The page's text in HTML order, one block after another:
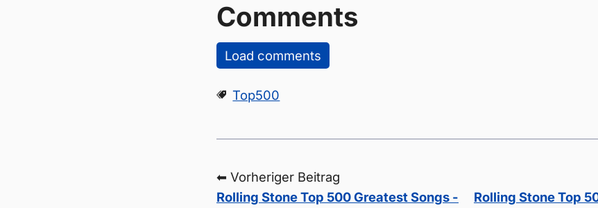
Comments
Load comments
Top500
⬅ Vorheriger Beitrag
Rolling Stone Top 500 Greatest Songs -
Rolling Stone Top